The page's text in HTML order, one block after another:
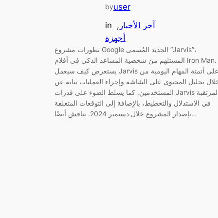
byuser
in
آخر الأخبار ,
أجهزة
تطورات مشروع Google الجديد المُسمى “Jarvis”،
المستلهم من شخصية المساعد الذكي في أفلام Iron Man.
يستعرض كيف سيعمل Jarvis على أتمتة المهام اليومية من
تحليل المحتوى على الشاشة وإجراء العمليات نيابة عن
المستخدمين. كما يسلط الضوء على قدرات Jarvis المرتقبة
في الاستدلال والتخطيط، بالإضافة إلى التوقعات المتعلقة
بإصدار المشروع خلال ديسمبر 2024. يناقش أيضًا…